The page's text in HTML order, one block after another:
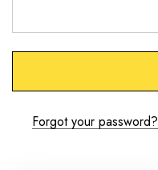
Forgot your password?